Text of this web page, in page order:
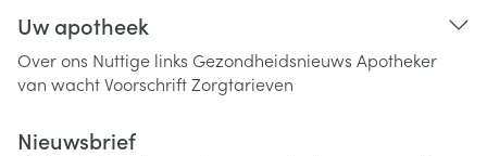
Uw apotheek
Over ons Nuttige links Gezondheidsnieuws Apotheker
van wachtVoorschriftZorgtarieven
Nieuwsbrief